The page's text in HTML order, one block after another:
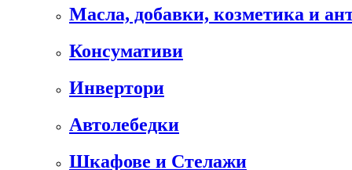
Масла, добавки, козметика и
Консумативи
Инвертори
Автолебедки
Шкафове и Стелажи